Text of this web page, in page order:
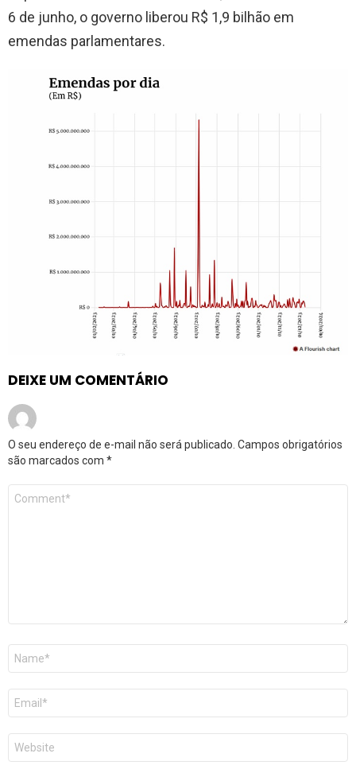
6 de junho, o governo liberou R$ 1,9 bilhão em
emendas parlamentares.
DEIXE UM COMENTÁRIO
O seu endereço de e-mail não será publicado. Campos obrigatórios
são marcados com *
Comentário
Nome
E-
mail
*
Site